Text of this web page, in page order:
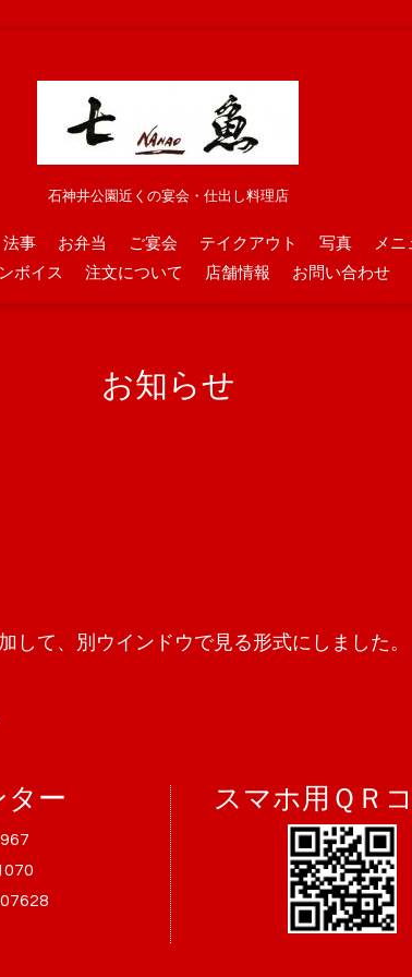
石神井公園近くの宴会・仕出し料理店
法事 お弁当 ご宴会 テイクアウト 写真
メニ
ボイス 注文について 店舗情報 お問い合わせ
お知らせ
して、別ウインドウで見る形式にしました。
ター
967
スマホ用ＱＲ